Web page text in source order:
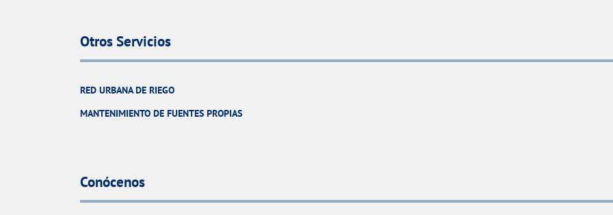
Otros Servicios
RED URBANA DE RIEGO
MANTENIMIENTO DE FUENTES PROPIAS
Conócenos